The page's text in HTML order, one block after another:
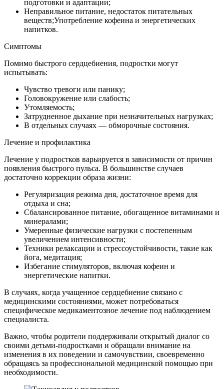
подготовки и адаптации;
Неправильное питание, недостаток питательных
веществ;Употребление кофеина и энергетических
напитков.
Симптомы
Помимо быстрого сердцебиения, подростки могут
испытывать:
Чувство тревоги или панику;
Головокружение или слабость;
Утомляемость;
Затрудненное дыхание при незначительных нагрузках;
В отдельных случаях — обморочные состояния.
Лечение и профилактика
Лечение у подростков варьируется в зависимости от причин
появления быстрого пульса. В большинстве случаев
достаточно коррекции образа жизни:
Регуляризация режима дня, достаточное время для
отдыха и сна;
Сбалансированное питание, обогащенное витаминами и
минералами;
Умеренные физические нагрузки с постепенным
увеличением интенсивности;
Техники релаксации и стрессоустойчивости, такие как
йога, медитация;
Избегание стимуляторов, включая кофеин и
энергетические напитки.
В случаях, когда учащенное сердцебиение связано с
медицинскими состояниями, может потребоваться
специфическое медикаментозное лечение под наблюдением
специалиста.
Важно, чтобы родители поддерживали открытый диалог со
своими детьми-подростками и обращали внимание на
изменения в их поведении и самочувствии, своевременно
обращаясь за профессиональной медицинской помощью при
необходимости.